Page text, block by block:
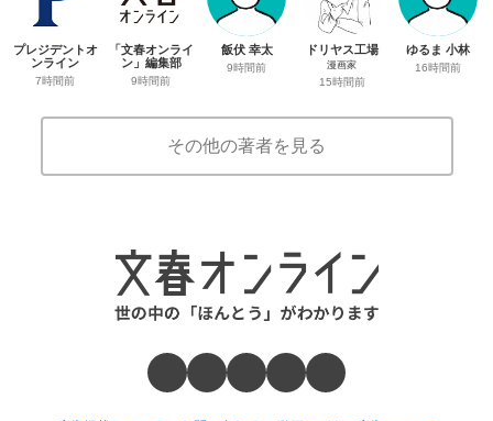
プレジデントオ
ンライン
7時間前
「文春オンライ
ン」編集部
9時間前
飯伏 幸太
9時間前
ドリヤス工場
漫画家
15時間前
ゆるま 小林
16時間前
その他の著者を見る